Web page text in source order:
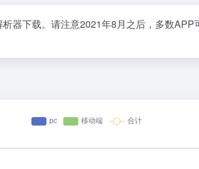
器下载。请注意2021年8月之后，多数